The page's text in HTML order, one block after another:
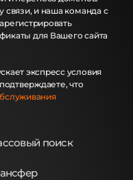
связи, и наша команда с
для Вашего сайта
экспресс условия
что
поиск